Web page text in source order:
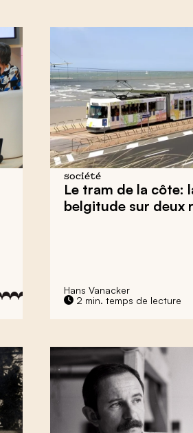
société
Le tram de la côte:
belgitude sur deux
Hans Vanacker
2 min. temps de lecture